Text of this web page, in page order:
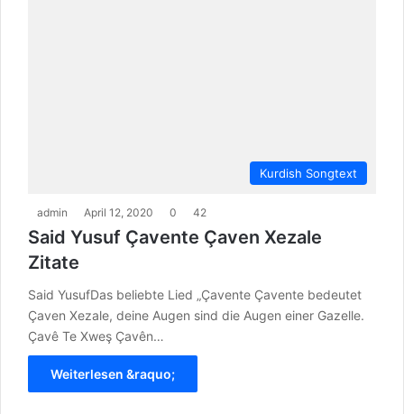
Kurdish Songtext
admin April 12, 2020 0 42
Said Yusuf Çavente Çaven Xezale
Zitate
Said YusufDas beliebte Lied „Çavente Çavente bedeutet
Çaven Xezale, deine Augen sind die Augen einer Gazelle.
Çavê Te Xweş Çavên…
Weiterlesen &raquo;